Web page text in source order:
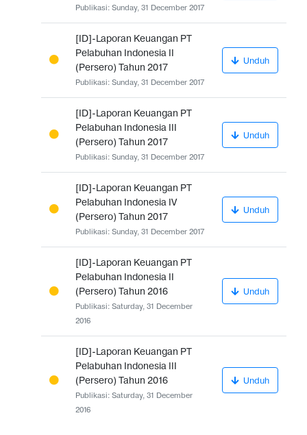
Publikasi: Sunday, 31 December 2017
[ID]-Laporan Keuangan PT
Pelabuhan Indonesia II
(Persero) Tahun 2017
Publikasi: Sunday, 31 December 2017
Unduh
[ID]-Laporan Keuangan PT
Pelabuhan Indonesia III
(Persero) Tahun 2017
Publikasi: Sunday, 31 December 2017
Unduh
[ID]-Laporan Keuangan PT
Pelabuhan Indonesia IV
(Persero) Tahun 2017
Publikasi: Sunday, 31 December 2017
Unduh
[ID]-Laporan Keuangan PT
Pelabuhan Indonesia II
(Persero) Tahun 2016
Publikasi: Saturday, 31 December
2016
Unduh
[ID]-Laporan Keuangan PT
Pelabuhan Indonesia III
(Persero) Tahun 2016
Publikasi: Saturday, 31 December
2016
Unduh